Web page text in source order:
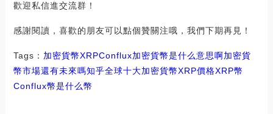
歡迎私信進交流群！
感謝閱讀，喜歡的朋友可以點個贊關注哦，我們下期再見！
Tags： 加密貨幣XRPConflux加密貨幣是什么意思啊加密貨
幣市場還有未來嗎知乎全球十大加密貨幣XRP價格XRP幣
Conflux幣是什么幣